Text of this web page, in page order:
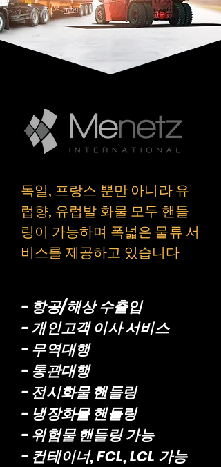
독일, 프랑스 뿐만 아니라 유
럽향, 유럽발 화물 모두 핸들
링이 가능하며 폭넓은 물류 서
비스를 제공하고 있습니다
- 항공/해상 수출입
- 개인고객 이사 서비스
- 무역대행
- 통관대행
- 전시화물 핸들링
- 냉장화물 핸들링
- 위험물 핸들링 가능
- 컨테이너, FCL, LCL 가능